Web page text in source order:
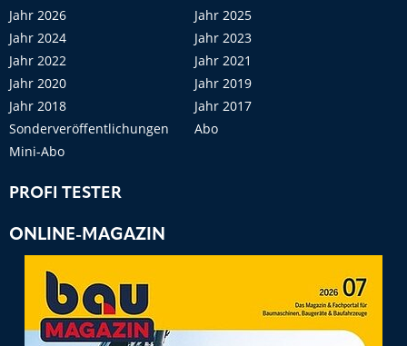
Jahr 2026
Jahr 2025
Jahr 2024
Jahr 2023
Jahr 2022
Jahr 2021
Jahr 2020
Jahr 2019
Jahr 2018
Jahr 2017
Sonderveröffentlichungen
Abo
Mini-Abo
PROFI TESTER
ONLINE-MAGAZIN